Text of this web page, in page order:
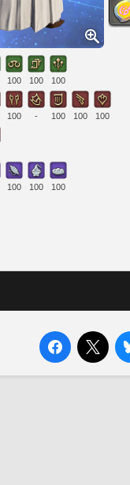
100 100 100
100 - 100 100 100
100 100 100